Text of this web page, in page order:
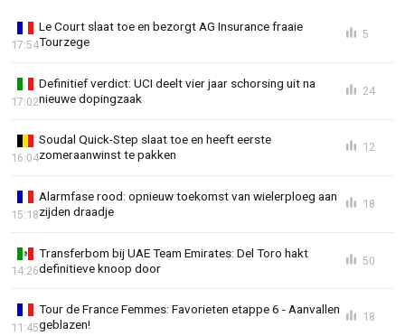
Le Court slaat toe en bezorgt AG Insurance fraaie
Tourzege
17:54
5
Definitief verdict: UCI deelt vier jaar schorsing uit na
nieuwe dopingzaak
17:02
24
Soudal Quick-Step slaat toe en heeft eerste
zomeraanwinst te pakken
16:04
12
Alarmfase rood: opnieuw toekomst van wielerploeg aan
zijden draadje
15:18
18
Transferbom bij UAE Team Emirates: Del Toro hakt
definitieve knoop door
14:26
50
Tour de France Femmes: Favorieten etappe 6 - Aanvallen
geblazen!
11:45
18